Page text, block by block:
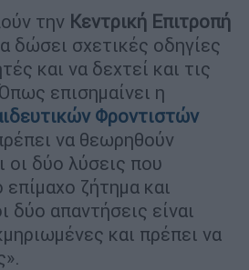
την Κεντρική Επιτροπή
δώσει σχετικές οδηγίες
και να δεχτεί και τις
επισημαίνει η
Φροντιστών
να θεωρηθούν
οι δύο λύσεις που
ζήτημα και
δύο απαντήσεις είναι
και πρέπει να